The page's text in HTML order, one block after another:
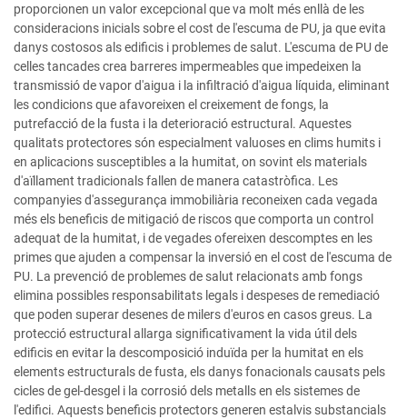
proporcionen un valor excepcional que va molt més enllà de les
consideracions inicials sobre el cost de l'escuma de PU, ja que evita
danys costosos als edificis i problemes de salut. L'escuma de PU de
celles tancades crea barreres impermeables que impedeixen la
transmissió de vapor d'aigua i la infiltració d'aigua líquida, eliminant
les condicions que afavoreixen el creixement de fongs, la
putrefacció de la fusta i la deterioració estructural. Aquestes
qualitats protectores són especialment valuoses en clims humits i
en aplicacions susceptibles a la humitat, on sovint els materials
d'aïllament tradicionals fallen de manera catastròfica. Les
companyies d'assegurança immobiliària reconeixen cada vegada
més els beneficis de mitigació de riscos que comporta un control
adequat de la humitat, i de vegades ofereixen descomptes en les
primes que ajuden a compensar la inversió en el cost de l'escuma de
PU. La prevenció de problemes de salut relacionats amb fongs
elimina possibles responsabilitats legals i despeses de remediació
que poden superar desenes de milers d'euros en casos greus. La
protecció estructural allarga significativament la vida útil dels
edificis en evitar la descomposició induïda per la humitat en els
elements estructurals de fusta, els danys fonacionals causats pels
cicles de gel-desgel i la corrosió dels metalls en els sistemes de
l'edifici. Aquests beneficis protectors generen estalvis substancials